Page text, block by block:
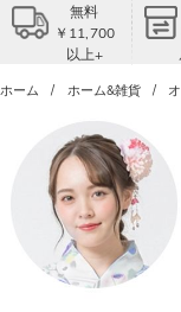
無料
￥11,700
以上+
ホーム ホーム&雑貨